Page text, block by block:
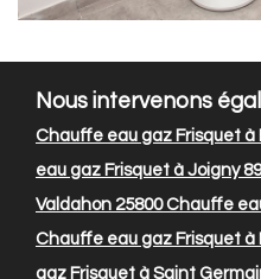
Nous intervenons
Chauffe eau gaz Frisquet à
eau gaz Frisquet à Joigny
Valdahon 25800Chauffe
Chauffe eau gaz Frisquet à
gaz Frisquet à Saint